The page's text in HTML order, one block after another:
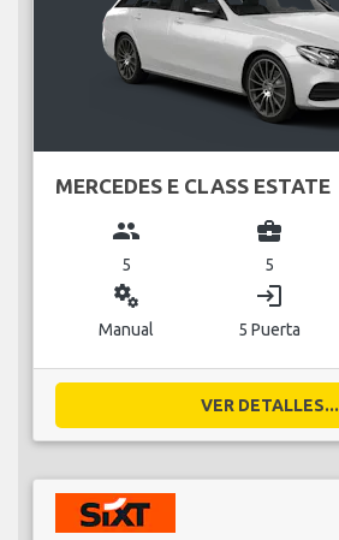
MERCEDES E CLASS ESTATE
group
5
business_center
5
miscellaneous_services
Manual
login
5 Puerta
VER DETALLES...